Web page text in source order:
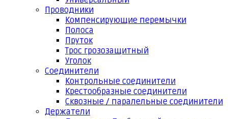
Проводники
Компенсирующие перемычки
Полоса
Пруток
Трос грозозащитный
Уголок
Соединители
Контрольные соединители
Крестообразные соединители
Сквозные / паралельные соединители
Держатели